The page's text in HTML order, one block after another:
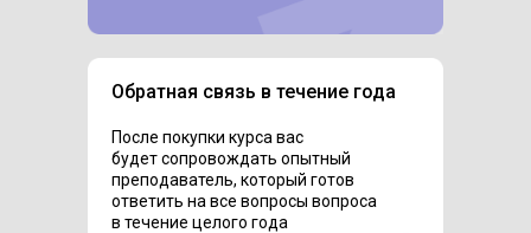
Обратная связь в течение года
После покупки курса вас
будет сопровождать опытный
преподаватель, который готов
ответить на все вопросы вопроса
в течение целого года